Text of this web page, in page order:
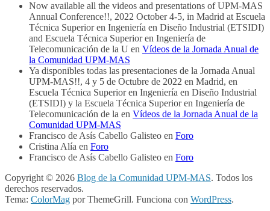
Now available all the videos and presentations of UPM-MAS
Annual Conference!!, 2022 October 4-5, in Madrid at Escuela
Técnica Superior en Ingeniería en Diseño Industrial (ETSIDI)
and Escuela Técnica Superior en Ingeniería de
Telecomunicación de la U en Vídeos de la Jornada Anual de
la Comunidad UPM-MAS
Ya disponibles todas las presentaciones de la Jornada Anual
UPM-MAS!!, 4 y 5 de Octubre de 2022 en Madrid, en
Escuela Técnica Superior en Ingeniería en Diseño Industrial
(ETSIDI) y la Escuela Técnica Superior en Ingeniería de
Telecomunicación de la en Vídeos de la Jornada Anual de la
Comunidad UPM-MAS
Francisco de Asís Cabello Galisteo en Foro
Cristina Alía en Foro
Francisco de Asís Cabello Galisteo en Foro
Copyright © 2026 Blog de la Comunidad UPM-MAS. Todos los
derechos reservados.
Tema: ColorMag por ThemeGrill. Funciona con WordPress.